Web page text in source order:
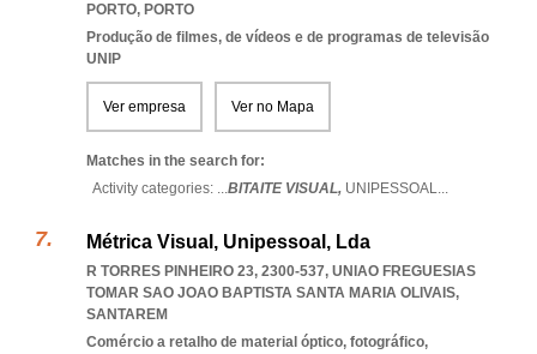
PORTO, PORTO
Produção de filmes, de vídeos e de programas de televisão
UNIP
Ver empresa Ver no Mapa
Matches in the search for:
Activity categories: ...BITAITE VISUAL, UNIPESSOAL...
Métrica Visual, Unipessoal, Lda
R TORRES PINHEIRO 23, 2300-537, UNIAO FREGUESIAS
TOMAR SAO JOAO BAPTISTA SANTA MARIA OLIVAIS,
SANTAREM
Comércio a retalho de material óptico, fotográfico,